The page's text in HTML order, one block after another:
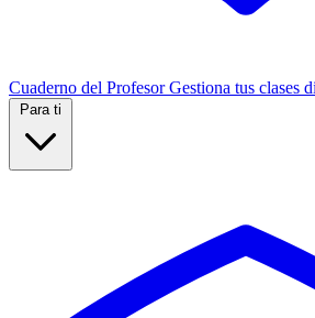
Cuaderno del Profesor Gestiona tus clases